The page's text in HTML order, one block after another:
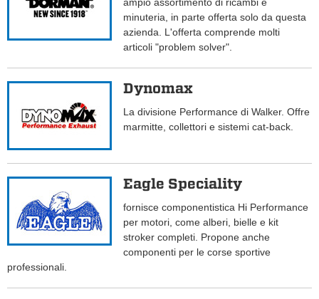
minuteria, in parte offerta solo da questa
azienda. L'offerta comprende molti
articoli "problem solver".
Dynomax
La divisione Performance di Walker. Offre
marmitte, collettori e sistemi cat-back.
Eagle Speciality
fornisce componentistica Hi Performance
per motori, come alberi, bielle e kit
stroker completi. Propone anche
componenti per le corse sportive
professionali.